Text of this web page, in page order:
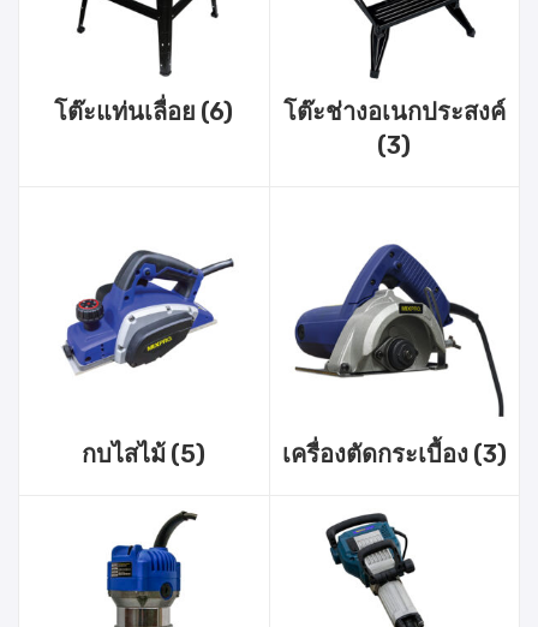
โต๊ะแท่นเลื่อย (6)
โต๊ะช่างอเนกประสงค์
(3)
กบไสไม้ (5) เครื่องตัดกระเบื้อง (3)